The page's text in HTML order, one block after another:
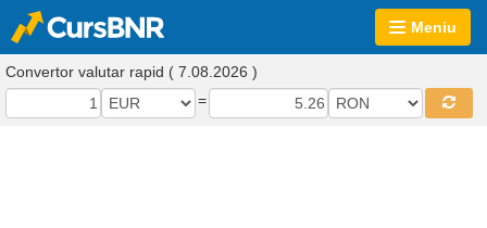
Meniu
Convertor valutar rapid ( 7.08.2026 )
=